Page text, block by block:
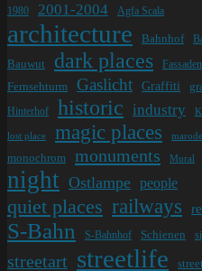
1980 2001-2004 Agfa Scala
architecture Bahnhof
Bauwut dark places Fassaden
Fernsehturm Gaslicht Graffiti
Hinterhof historic industry
lost place magic places marode
monochrom monuments Mural
night Ostlampe people
quiet places railways
S-Bahn S-Bahnhof Schienen
streetart streetlife